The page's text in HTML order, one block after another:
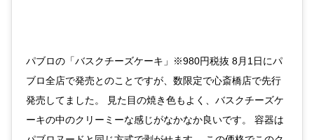
パブロの「バスクチーズケーキ」※980円税抜 8月1日にパ
ブロ全店で発売とのことですが、数限定で心斎橋店で先行
発売してました。 見た目の焼き色もよく、バスクチーズケ
ーキの中のクリーミーな感じがなかなか良いです。 容器は